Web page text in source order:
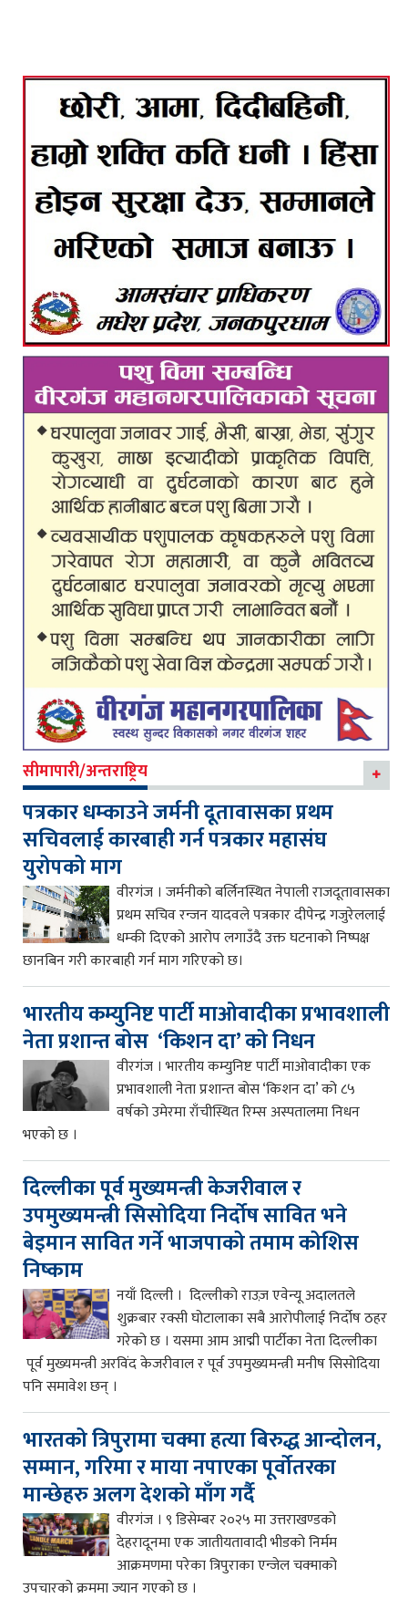
सीमापारी/अन्तराष्ट्रिय
पत्रकार धम्काउने जर्मनी दूतावासका प्रथम
सचिवलाई कारबाही गर्न पत्रकार महासंघ
युरोपको माग
वीरगंज । जर्मनीको बर्लिनस्थित नेपाली राजदूतावासका
प्रथम सचिव रन्जन यादवले पत्रकार दीपेन्द्र गजुरेललाई
धम्की दिएको आरोप लगाउँदै उक्त घटनाको निष्पक्ष
छानबिन गरी कारबाही गर्न माग गरिएको छ।
भारतीय कम्युनिष्ट पार्टी माओवादीका प्रभावशाली
नेता प्रशान्त बोस ‘किशन दा’ को निधन
वीरगंज । भारतीय कम्युनिष्ट पार्टी माओवादीका एक
प्रभावशाली नेता प्रशान्त बोस ‘किशन दा’ को ८५
वर्षको उमेरमा राँचीस्थित रिम्स अस्पतालमा निधन
भएको छ ।
दिल्लीका पूर्व मुख्यमन्त्री केजरीवाल र
उपमुख्यमन्त्री सिसोदिया निर्दोष सावित भने
बेइमान सावित गर्ने भाजपाको तमाम कोशिस
निष्काम
नयाँ दिल्ली । दिल्लीको राउज़ एवेन्यू अदालतले
शुक्रबार रक्सी घोटालाका सबै आरोपीलाई निर्दोष ठहर
गरेको छ । यसमा आम आद्मी पार्टीका नेता दिल्लीका
पूर्व मुख्यमन्त्री अरविंद केजरीवाल र पूर्व उपमुख्यमन्त्री मनीष सिसोदिया
पनि समावेश छन् ।
भारतको त्रिपुरामा चक्मा हत्या बिरुद्ध आन्दोलन,
सम्मान, गरिमा र माया नपाएका पूर्वोतरका
मान्छेहरु अलग देशको माँग गर्दै
वीरगंज । ९ डिसेम्बर २०२५ मा उत्तराखण्डको
देहरादूनमा एक जातीयतावादी भीडको निर्मम
आक्रमणमा परेका त्रिपुराका एन्जेल चक्माको
उपचारको क्रममा ज्यान गएको छ ।